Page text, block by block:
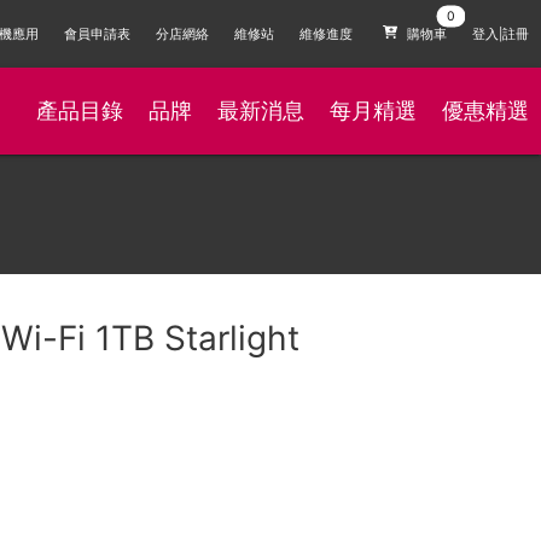
應用 會員申請表 分店網絡 維修站 維修進度 購物車 登入|註冊
產品目錄 品牌 最新消息 每月精選 優惠精選
Fi 1TB Starlight